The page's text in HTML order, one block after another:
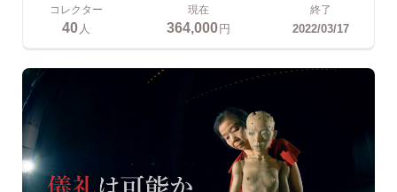
コレクター
40人
現在
364,000円
終了
2022/03/17